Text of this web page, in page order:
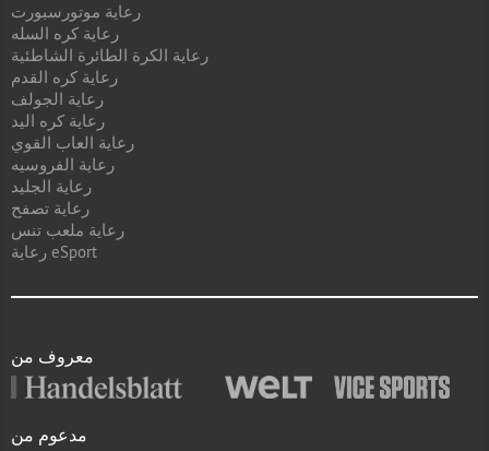
رعاية موتورسبورت
رعاية كره السله
رعاية الكرة الطائرة الشاطئية
رعاية كره القدم
رعاية الجولف
رعاية كره اليد
رعاية العاب القوي
رعاية الفروسيه
رعاية الجليد
رعاية تصفح
رعاية ملعب تنس
رعاية eSport
معروف من
مدعوم من